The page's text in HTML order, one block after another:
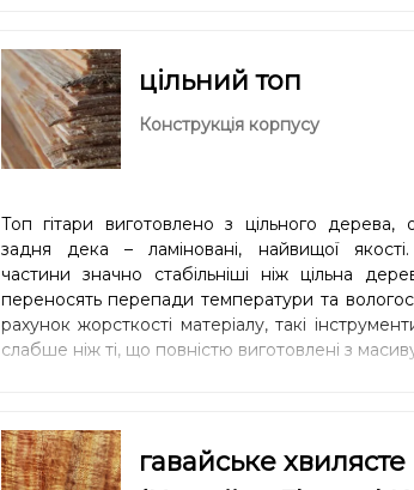
цільний топ
Конструкція корпусу
Топ гітари виготовлено з цільного дерева,
задня дека – ламіновані, найвищої якості.
частини значно стабільніші ніж цільна
переносять перепади температури та
рахунок жорсткості матеріалу, такі
слабше ніж ті, що повністю виготовлені з
гавайське хвилясте